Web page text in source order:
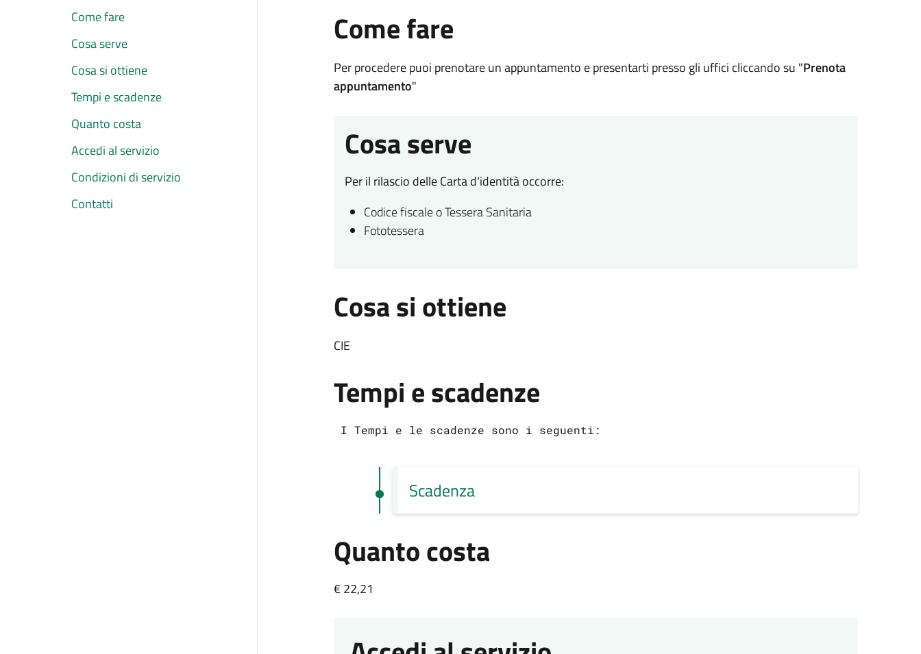
Come fare
Cosa serve
Cosa si ottiene
Tempi e scadenze
Quanto costa
Accedi al servizio
Condizioni di servizio
Contatti
Come fare
Per procedere puoi prenotare un appuntamento e presentarti presso gli uffici cliccando su "Prenota
appuntamento"
Cosa serve
Per il rilascio delle Carta d'identità occorre:
Codice fiscale o Tessera Sanitaria
Fototessera
Cosa si ottiene
CIE
Tempi e scadenze
I Tempi e le scadenze sono i seguenti:
Scadenza
Quanto costa
€ 22,21